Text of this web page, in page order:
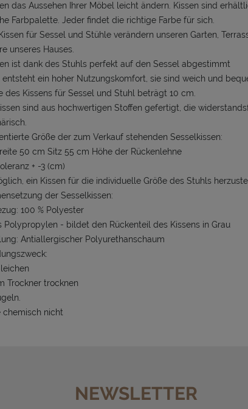
das Aussehen Ihrer Möbel leicht ändern. Kissen sind
Farbpalette. Jeder findet die richtige Farbe für sich.
für Sessel und Stühle verändern unseren Garten,
unseres Hauses.
ist dank des Stuhls perfekt auf den Sessel abgestimmt
entsteht ein hoher Nutzungskomfort, sie sind weich und
des Kissens für Sessel und Stuhl beträgt 10 cm.
sind aus hochwertigen Stoffen gefertigt, die
Größe der zum Verkauf stehenden Sesselkissen:
50 cm Sitz 55 cm Höhe der Rückenlehne
+ -3 (cm)
ein Kissen für die individuelle Größe des Stuhls
der Sesselkissen:
100 % Polyester
Polypropylen - bildet den Rückenteil des Kissens in Grau
Antiallergischer Polyurethanschaum
Trockner trocknen
chemisch nicht
NEWSLETTER